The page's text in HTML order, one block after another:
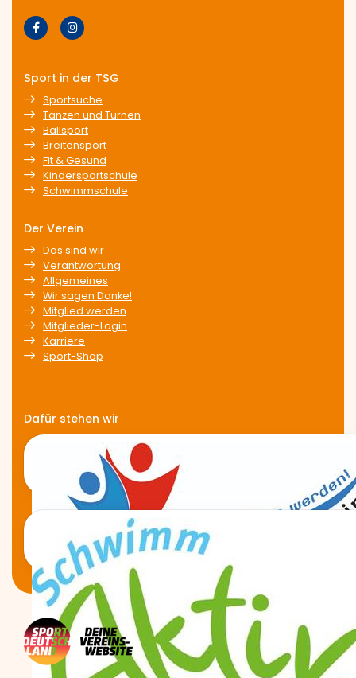
Sport in der TSG
Sportsuche
Tanzen und Turnen
Ballsport
Breitensport
Fit & Gesund
Kindersportschule
Schwimmschule
Der Verein
Das sind wir
Verantwortung
Allgemeines
Wir sagen Danke!
Mitglied werden
Mitglieder-Login
Karriere
Sport-Shop
Dafür stehen wir